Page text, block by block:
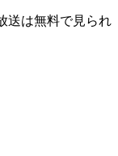
送は無料で見られ